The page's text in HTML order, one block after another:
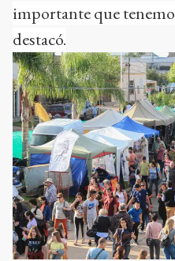
importante que
destacó.